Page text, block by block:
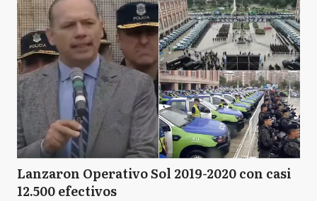
Lanzaron Operativo Sol 2019-2020 con casi
12.500 efectivos